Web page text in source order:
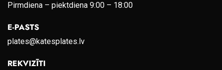
Pirmdiena – piektdiena 9:00 – 18:00
E-PASTS
plates@katesplates.lv
REKVIZĪTI